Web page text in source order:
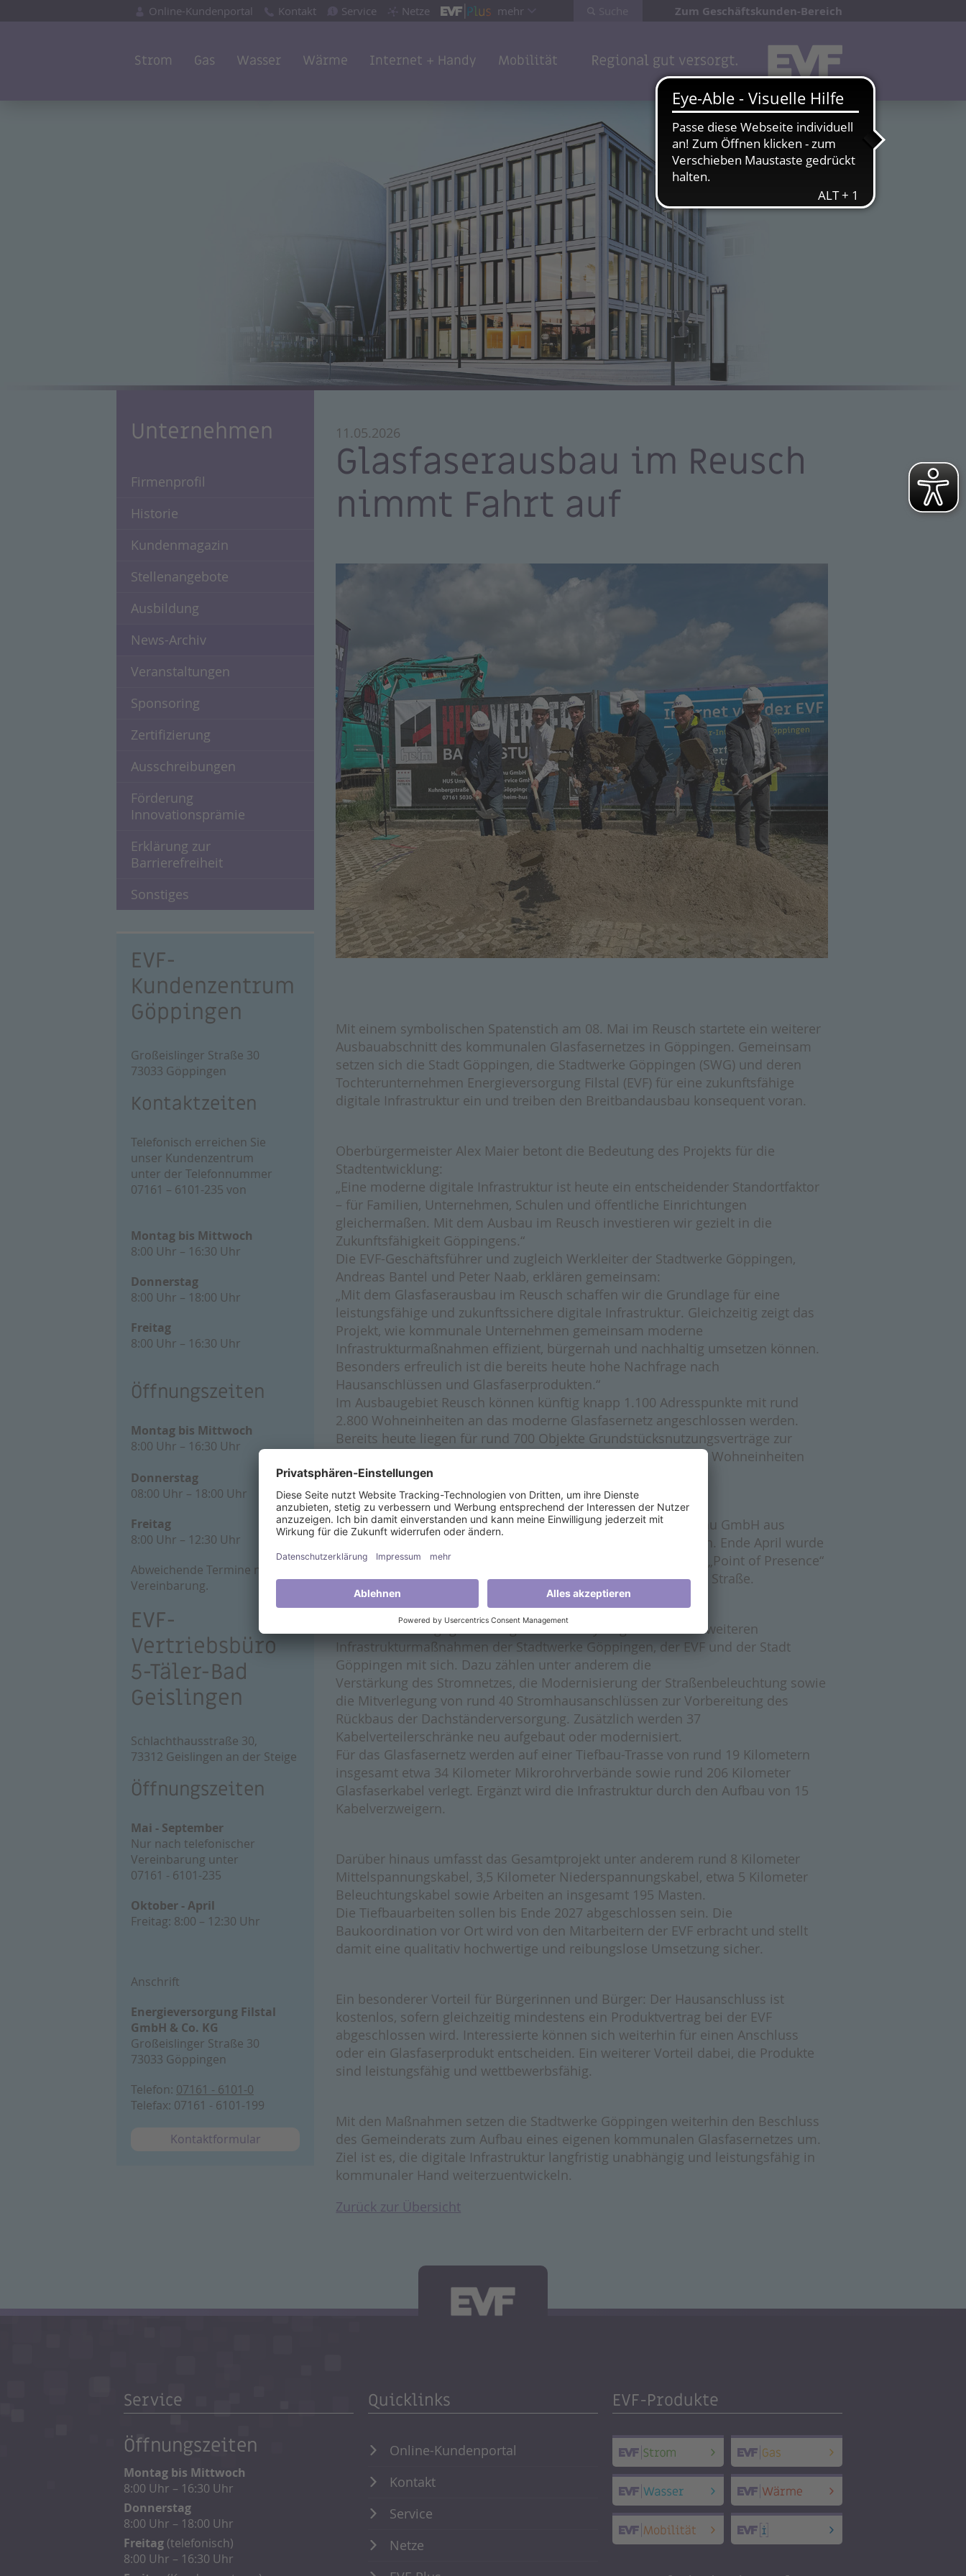
Online-Kundenportal Kontakt Service Netze mehr Zum Geschäftskunden-Bereich
Strom Gas Wasser Wärme Internet + Handy Mobilität
Unternehmen
Firmenprofil
Historie
Kundenmagazin
Stellenangebote
Ausbildung
News-Archiv
Veranstaltungen
Sponsoring
Zertifizierung
Ausschreibungen
Förderung
Innovationsprämie
Erklärung zur
Barrierefreiheit
Sonstiges
EVF-
Kundenzentrum
Göppingen
Großeislinger Straße 30
73033 Göppingen
Kontaktzeiten
Telefonisch erreichen Sie
unser Kundenzentrum
unter der Telefonnummer
07161 – 6101-235 von
Montag bis Mittwoch
8:00 Uhr – 16:30 Uhr
Donnerstag
8:00 Uhr – 18:00 Uhr
Freitag
8:00 Uhr – 16:30 Uhr
Öffnungszeiten
Montag bis Mittwoch
8:00 Uhr – 16:30 Uhr
Donnerstag
08:00 Uhr – 18:00 Uhr
Freitag
8:00 Uhr – 12:30 Uhr
Abweichende Termine nach
Vereinbarung.
EVF-
Vertriebsbüro
5-Täler-Bad
Geislingen
Schlachthausstraße 30,
73312 Geislingen an der Steige
Öffnungszeiten
Mai - September
Nur nach telefonischer
Vereinbarung unter
07161 - 6101-235
Oktober - April
Freitag: 8:00 – 12:30 Uhr
Anschrift
Energieversorgung Filstal
GmbH & Co. KG
Großeislinger Straße 30
73033 Göppingen
Telefon: 07161 - 6101-0
Telefax: 07161 - 6101-199
Kontaktformular
11.05.2026
Glasfaserausbau im Reusch
nimmt Fahrt auf
Mit einem symbolischen Spatenstich am 08. Mai im Reusch startete ein weiterer
Ausbauabschnitt des kommunalen Glasfasernetzes in Göppingen. Gemeinsam
setzen sich die Stadt Göppingen, die Stadtwerke Göppingen (SWG) und deren
Tochterunternehmen Energieversorgung Filstal (EVF) für eine zukunftsfähige
digitale Infrastruktur ein und treiben den Breitbandausbau konsequent voran.
Oberbürgermeister Alex Maier betont die Bedeutung des Projekts für die
Stadtentwicklung:
„Eine moderne digitale Infrastruktur ist heute ein entscheidender Standortfaktor
– für Familien, Unternehmen, Schulen und öffentliche Einrichtungen
gleichermaßen. Mit dem Ausbau im Reusch investieren wir gezielt in die
Zukunftsfähigkeit Göppingens.“
Die EVF-Geschäftsführer und zugleich Werkleiter der Stadtwerke Göppingen,
Andreas Bantel und Peter Naab, erklären gemeinsam:
„Mit dem Glasfaserausbau im Reusch schaffen wir die Grundlage für eine
leistungsfähige und zukunftssichere digitale Infrastruktur. Gleichzeitig zeigt das
Projekt, wie kommunale Unternehmen gemeinsam moderne
Infrastrukturmaßnahmen effizient, bürgernah und nachhaltig umsetzen können.
Besonders erfreulich ist die bereits heute hohe Nachfrage nach
Hausanschlüssen und Glasfaserprodukten.“
Im Ausbaugebiet Reusch können künftig knapp 1.100 Adresspunkte mit rund
2.800 Wohneinheiten an das moderne Glasfasernetz angeschlossen werden.
Bereits heute liegen für rund 700 Objekte Grundstücksnutzungsverträge zur
Herstellung der Hausanschlüsse vor. Für nahezu ebenso viele Wohneinheiten
wurden bereits Internetverträge abgeschlossen.
Die Tiefbauarbeiten, die durch die Firma Heim Infrastrukturbau GmbH aus
Göppingen ausgeführt werden, haben im April 2026 begonnen. Ende April wurde
zudem das technische Herzstück des Netzes, der sogenannte „Point of Presence“
(PoP), angeliefert. Der Standort befindet sich in der Wangener Straße.
Der Ausbau bringt gleichzeitig zahlreiche Synergieeffekte mit weiteren
Infrastrukturmaßnahmen der Stadtwerke Göppingen, der EVF und der Stadt
Göppingen mit sich. Dazu zählen unter anderem die
Verstärkung des Stromnetzes, die Modernisierung der Straßenbeleuchtung sowie
die Mitverlegung von rund 40 Stromhausanschlüssen zur Vorbereitung des
Rückbaus der Dachständerversorgung. Zusätzlich werden 37
Kabelverteilerschränke neu aufgebaut oder modernisiert.
Für das Glasfasernetz werden auf einer Tiefbau-Trasse von rund 19 Kilometern
insgesamt etwa 34 Kilometer Mikrorohrverbände sowie rund 206 Kilometer
Glasfaserkabel verlegt. Ergänzt wird die Infrastruktur durch den Aufbau von 15
Kabelverzweigern.
Darüber hinaus umfasst das Gesamtprojekt unter anderem rund 8 Kilometer
Mittelspannungskabel, 3,5 Kilometer Niederspannungskabel, etwa 5 Kilometer
Beleuchtungskabel sowie Arbeiten an insgesamt 195 Masten.
Die Tiefbauarbeiten sollen bis Ende 2027 abgeschlossen sein. Die
Baukoordination vor Ort wird von den Mitarbeitern der EVF erbracht und stellt
damit eine qualitativ hochwertige und reibungslose Umsetzung sicher.
Ein besonderer Vorteil für Bürgerinnen und Bürger: Der Hausanschluss ist
kostenlos, sofern gleichzeitig mindestens ein Produktvertrag bei der EVF
abgeschlossen wird. Interessierte können sich weiterhin für einen Anschluss
oder ein Glasfaserprodukt entscheiden. Ein weiterer Vorteil dabei, die Produkte
sind leistungsfähig und wettbewerbsfähig.
Mit den Maßnahmen setzen die Stadtwerke Göppingen weiterhin den Beschluss
des Gemeinderats zum Aufbau eines eigenen kommunalen Glasfasernetzes um.
Ziel ist es, die digitale Infrastruktur langfristig unabhängig und leistungsfähig in
kommunaler Hand weiterzuentwickeln.
Zurück zur Übersicht
Service
Öffnungszeiten
Montag bis Mittwoch
8:00 Uhr – 16:30 Uhr
Donnerstag
8:00 Uhr – 18:00 Uhr
Freitag (telefonisch)
8:00 Uhr – 16:30 Uhr
Quicklinks
Online-Kundenportal
Kontakt
Service
Netze
EVF-Produkte